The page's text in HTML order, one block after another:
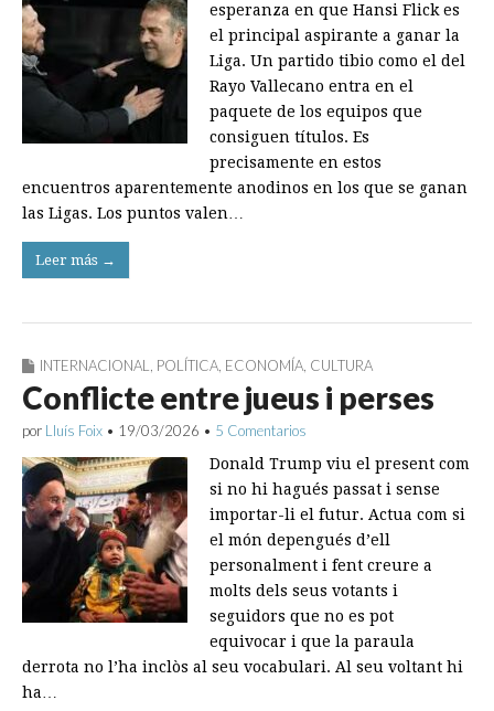
esperanza en que Hansi Flick es
el principal aspirante a ganar la
Liga. Un partido tibio como el del
Rayo Vallecano entra en el
paquete de los equipos que
consiguen títulos. Es
precisamente en estos
encuentros aparentemente anodinos en los que se ganan
las Ligas. Los puntos valen…
Leer más →
INTERNACIONAL POLÍTICA ECONOMÍA CULTURA
Conflicte entre jueus i perses
por Lluís Foix • 19/03/2026 • 5 Comentarios
Donald Trump viu el present com
si no hi hagués passat i sense
importar-li el futur. Actua com si
el món depengués d’ell
personalment i fent creure a
molts dels seus votants i
seguidors que no es pot
equivocar i que la paraula
derrota no l’ha inclòs al seu vocabulari. Al seu voltant hi
ha…